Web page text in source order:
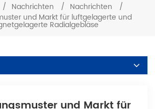
/ Nachrichten / Nachrichten
/
und Markt für luftgelagerte und
Radialgebläse